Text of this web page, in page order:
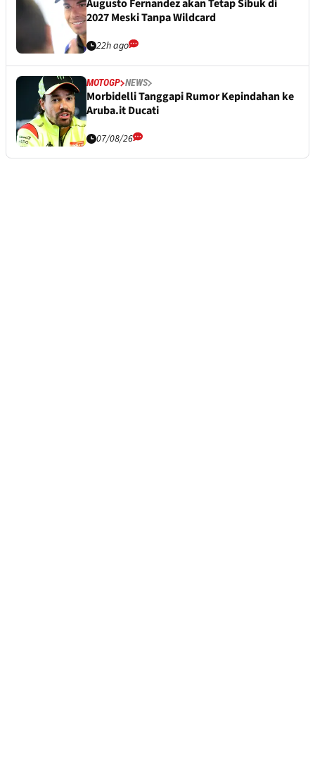
Augusto Fernandez akan Tetap Sibuk di
2027 Meski Tanpa Wildcard
22h ago
MOTOGP NEWS
Morbidelli Tanggapi Rumor Kepindahan ke
Aruba.it Ducati
07/08/26